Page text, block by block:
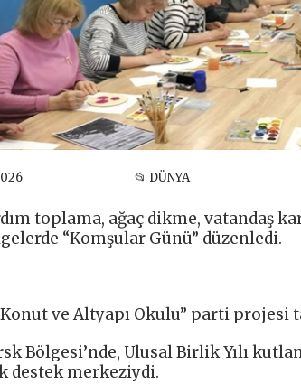
📂 DÜNYA
toplama, ağaç dikme, vatandaş
“Komşular Günü” düzenledi.
ve Altyapı Okulu” parti projesi
Bölgesi’nde, Ulusal Birlik Yılı
destek merkeziydi.